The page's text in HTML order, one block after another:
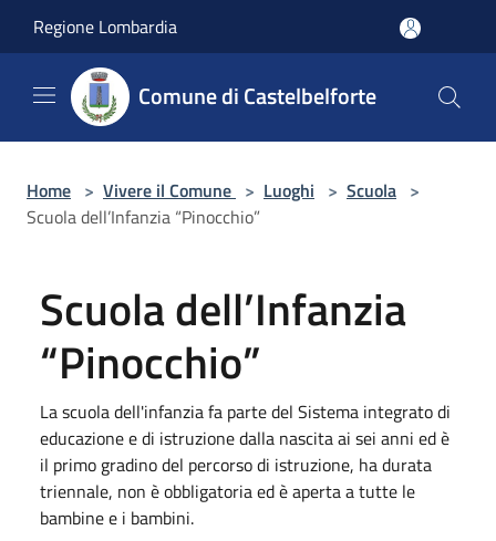
Regione Lombardia
Comune di Castelbelforte
Home > Vivere il Comune > Luoghi > Scuola >
Scuola dell’Infanzia “Pinocchio”
Scuola dell’Infanzia
“Pinocchio”
La scuola dell'infanzia fa parte del Sistema integrato di
educazione e di istruzione dalla nascita ai sei anni ed è
il primo gradino del percorso di istruzione, ha durata
triennale, non è obbligatoria ed è aperta a tutte le
bambine e i bambini.